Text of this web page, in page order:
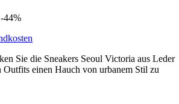
-44%
Sie die Sneakers Seoul Victoria aus Leder
einen Hauch von urbanem Stil zu